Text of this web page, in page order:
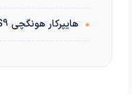
• هایپرکار هونگچی S9